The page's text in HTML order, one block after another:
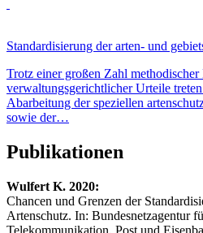
Standardisierung der arten- und
Trotz einer großen Zahl
verwaltungsgerichtlicher Urteile
Abarbeitung der speziellen
sowie der…
Publikationen
Wulfert K. 2020:
Chancen und Grenzen der
Artenschutz. In: Bundesnetzagentur
Telekommunikation, Post und